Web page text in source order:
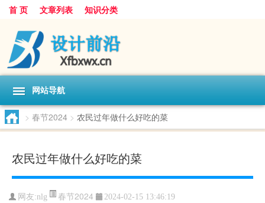
首 页 文章列表 知识分类
网站导航
> 春节2024 > 农民过年做什么好吃的菜
农民过年做什么好吃的菜
网友:nlg 春节2024 2024-02-15 13:46:19